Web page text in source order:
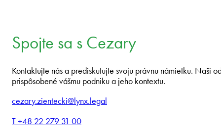
Spojte sa s Cezary
Kontaktujte nás a prediskutujte svoju právnu námietku. Naši
prispôsobené vášmu podniku a jeho kontextu.
cezary.zientecki@lynx.legal
T +48 22 279 31 00